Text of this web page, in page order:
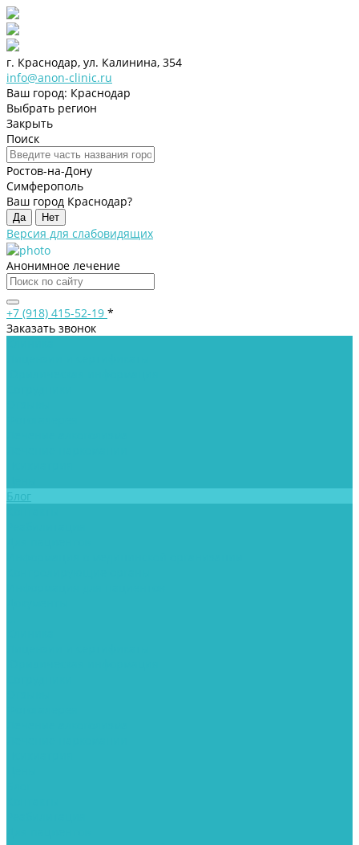
г. Краснодар, ул. Калинина, 354
info@anon-clinic.ru
Ваш город: Краснодар
Выбрать регион
Закрыть
Поиск
Ростов-на-Дону
Симферополь
Ваш город Краснодар?
Да Нет
Версия для слабовидящих
Анонимное лечение
+7 (918) 415-52-19 *
Заказать звонок
Блог